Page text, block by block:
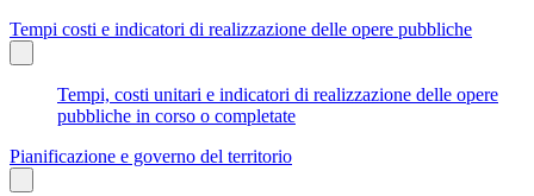
Tempi costi e indicatori di realizzazione delle opere pubbliche
Tempi, costi unitari e indicatori di realizzazione delle opere
pubbliche in corso o completate
Pianificazione e governo del territorio